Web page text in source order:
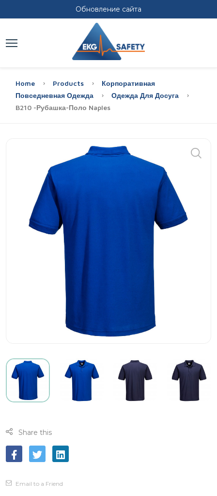
Обновление сайта
Home Products
Корпоративная
Повседневная Одежда
Одежда Для Досуга
B210 -Рубашка-Поло Naples
Share this
Email to a Friend